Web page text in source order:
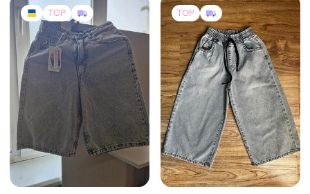
TOP TOP